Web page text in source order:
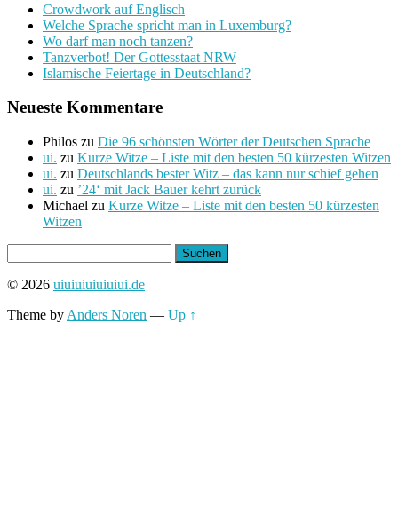
Crowdwork auf Englisch
Welche Sprache spricht man in Luxemburg?
Wo darf man noch tanzen?
Tanzverbot! Der Gottesstaat NRW
Islamische Feiertage in Deutschland?
Neueste Kommentare
Philos zu Die 96 schönsten Wörter der Deutschen Sprache
ui. zu Kurze Witze – Liste mit den besten 50 kürzesten Witzen
ui. zu Deutschlands bester Witz – das kann nur schief gehen
ui. zu ’24‘ mit Jack Bauer kehrt zurück
Michael zu Kurze Witze – Liste mit den besten 50 kürzesten
Witzen
nach:
© 2026 uiuiuiuiuiuiui.de
Theme by Anders Noren — Up ↑